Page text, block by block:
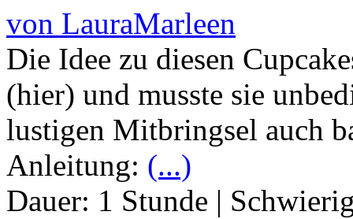
von LauraMarleen
Die Idee zu diesen
(hier) und musste sie
lustigen Mitbringsel auch
Anleitung: (...)
Dauer: 1 Stunde |